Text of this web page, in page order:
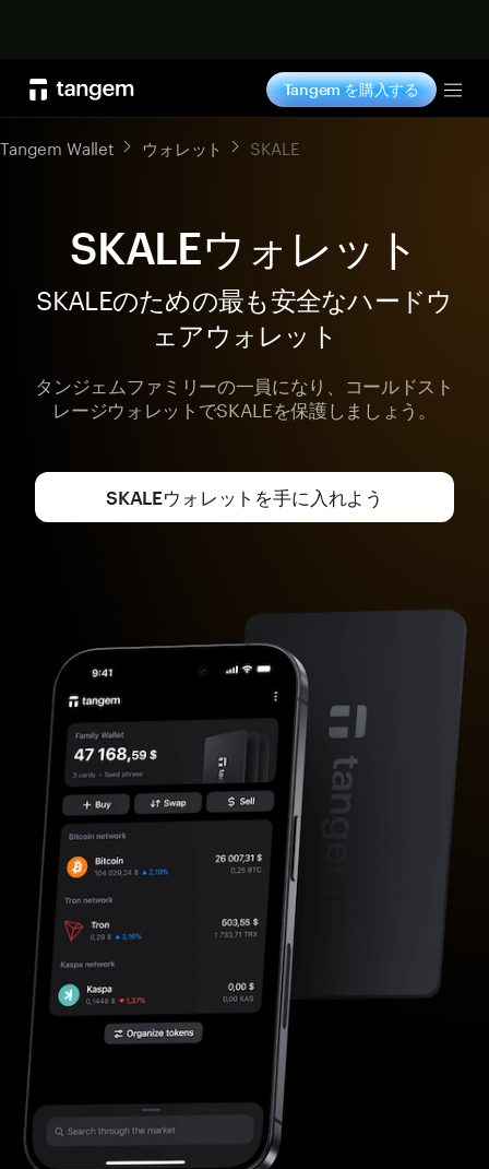
Tangem を購入する
Tangem Wallet ウォレット SKALE
SKALEウォレット
SKALEのための最も安全なハードウ
ェアウォレット
タンジェムファミリーの一員になり、コールドスト
レージウォレットでSKALEを保護しましょう。
SKALEウォレットを手に入れよう